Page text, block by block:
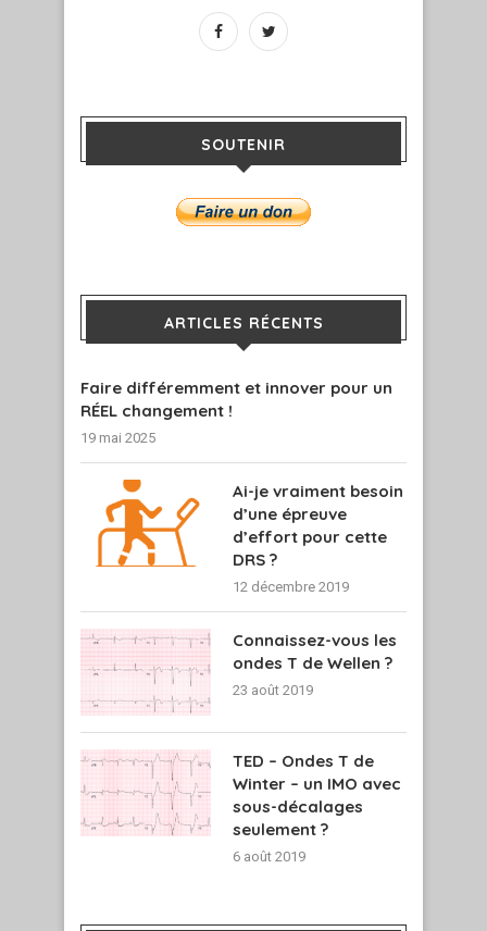
SOUTENIR
ARTICLES RÉCENTS
Faire différemment et innover pour un
RÉEL changement !
19 mai 2025
Ai-je vraiment besoin
d’une épreuve
d’effort pour cette
DRS ?
12 décembre 2019
Connaissez-vous les
ondes T de Wellen ?
23 août 2019
TED – Ondes T de
Winter – un IMO avec
sous-décalages
seulement ?
6 août 2019